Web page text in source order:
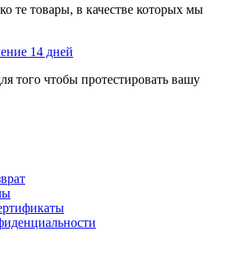
те товары, в качестве которых мы
14 дней
того чтобы протестировать вашу